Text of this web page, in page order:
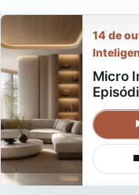
14 de
Micro
■